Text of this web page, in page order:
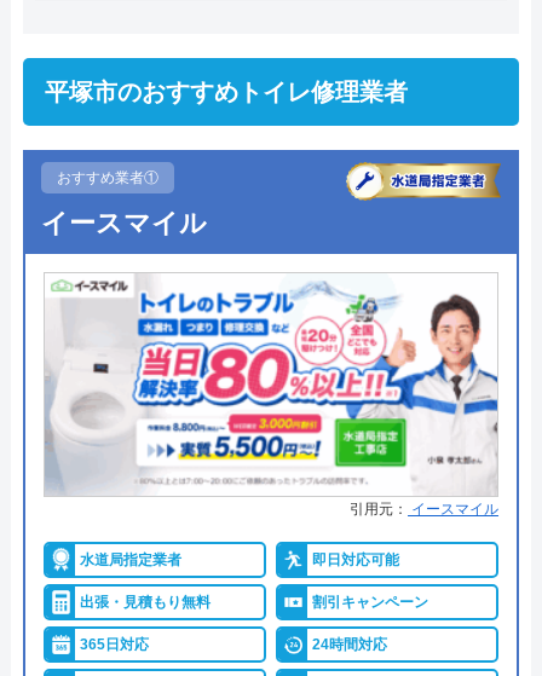
平塚市のおすすめトイレ修理業者
おすすめ業者①
イースマイル
引用元： イースマイル
水道局指定業者 即日対応可能
出張・見積もり無料 割引キャンペーン
365日対応 24時間対応